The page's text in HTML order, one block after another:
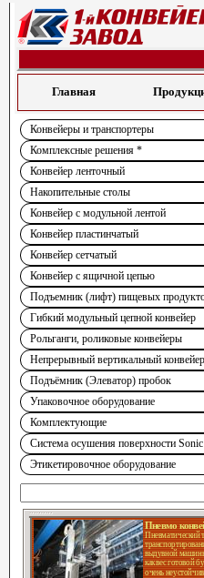
Главная
Конвейеры и транспортеры
Комплексные решения *
Конвейер ленточный
Накопительные столы
Конвейер с модульной лентой
Конвейер пластинчатый
Конвейер сетчатый
Конвейер с ящичной цепью
Подъемник (лифт) пищевых
Гибкий модульный цепной конвейер
Рольганги, роликовые конвейеры
Непрерывный вертикальный конвейер
Подъёмник (Элеватор) пробок
Упаковочное оборудование
Комплектующие
Система осушения поверхности Sonic
Этикетировочное оборудование
Пневмо
Пневматический
выдувной
как вес готовой
очень